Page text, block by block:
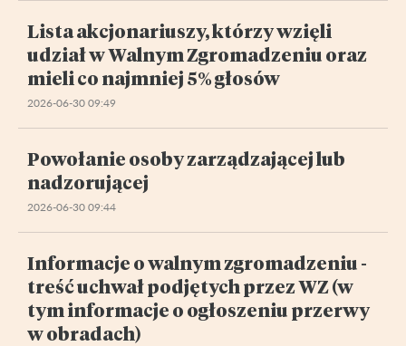
Lista akcjonariuszy, którzy wzięli
udział w Walnym Zgromadzeniu oraz
mieli co najmniej 5% głosów
2026-06-30 09:49
Powołanie osoby zarządzającej lub
nadzorującej
2026-06-30 09:44
Informacje o walnym zgromadzeniu -
treść uchwał podjętych przez WZ (w
tym informacje o ogłoszeniu przerwy
w obradach)